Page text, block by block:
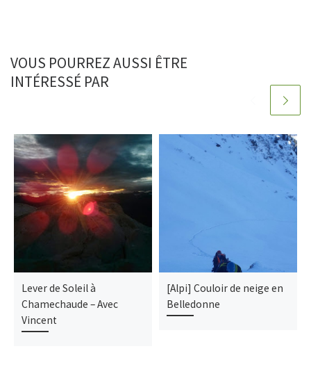
VOUS POURREZ AUSSI ÊTRE
INTÉRESSÉ PAR
Lever de Soleil à
Chamechaude – Avec
Vincent
[Alpi] Couloir de neige en
Belledonne